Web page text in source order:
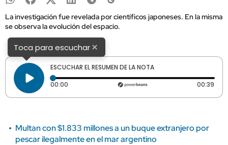
La investigación fue revelada por científicos japoneses. En la misma
se observa la evolución del espacio.
Toca para escuchar×
ESCUCHAR EL RESUMEN DE LA NOTA
00:00 Tiempo transcurrido: 0 segundos 00:39
Multan con $1.833 millones a un buque extranjero por
pescar ilegalmente en el mar argentino